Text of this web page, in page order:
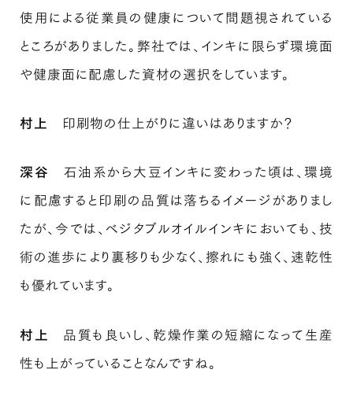
使用による従業員の健康について問題視されている
ところがありました。弊社では、インキに限らず環境面
や健康面に配慮した資材の選択をしています。
村上 印刷物の仕上がりに違いはありますか？
深谷
石油系から大豆インキに変わった頃は、環境
に配慮すると印刷の品質は落ちるイメージがありまし
たが、今では、ベジタブルオイルインキにおいても、技
術の進歩により裏移りも少なく、擦れにも強く、速乾性
も優れています。
村上
品質も良いし、乾燥作業の短縮になって生産
性も上がっていることなんですね。